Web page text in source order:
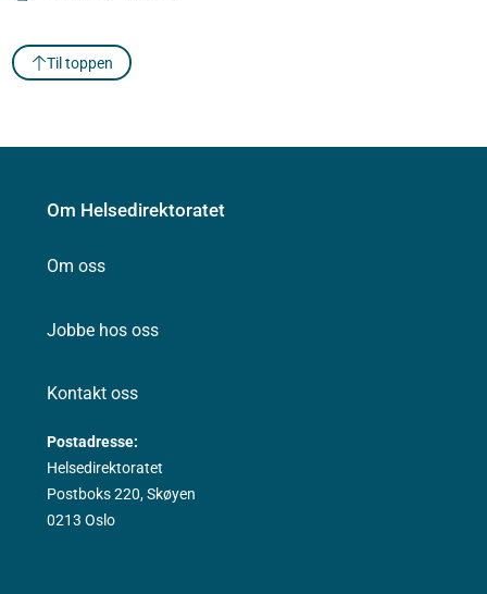
Til toppen
Om Helsedirektoratet
Om oss
Jobbe hos oss
Kontakt oss
Postadresse:
Helsedirektoratet
Postboks 220, Skøyen
0213 Oslo